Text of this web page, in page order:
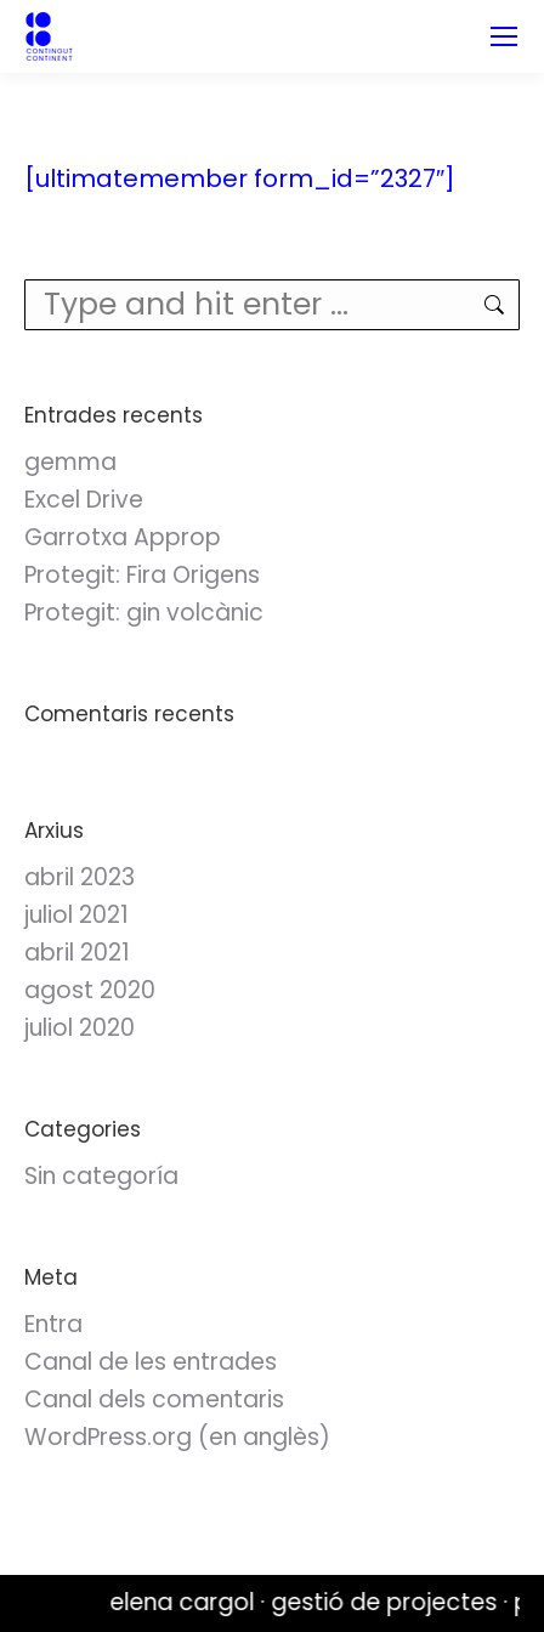
[ultimatemember form_id=”2327″]
Search:
Entrades recents
gemma
Excel Drive
Garrotxa Approp
Protegit: Fira Origens
Protegit: gin volcànic
Comentaris recents
Arxius
abril 2023
juliol 2021
abril 2021
agost 2020
juliol 2020
Categories
Sin categoría
Meta
Entra
Canal de les entrades
Canal dels comentaris
WordPress.org (en anglès)
elena cargol · gestió de projectes ·